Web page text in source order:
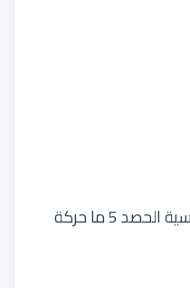
ما كواكب المجموعة الشمسية الحصد 5 ما حركة